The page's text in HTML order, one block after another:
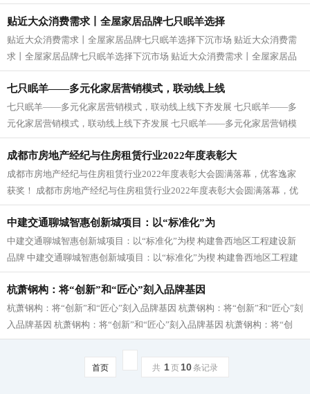
业、商业土地资源资产推介 射阳工业...
贴近大众消费需求丨全屋家居品牌七只眠羊选择
贴近大众消费需求丨全屋家居品牌七只眠羊选择下沉市场 贴近大众消费需
求丨全屋家居品牌七只眠羊选择下沉市场 贴近大众消费需求丨全屋家居品
牌七只眠羊选择下沉市场 贴近大众消...
七只眠羊——多元化家居营销模式，联动线上线
七只眠羊——多元化家居营销模式，联动线上线下齐发展 七只眠羊——多
元化家居营销模式，联动线上线下齐发展 七只眠羊——多元化家居营销模
式，联动线上线下齐发展 七只眠羊—...
成都市房地产经纪与住房租赁行业2022年度表彰大
成都市房地产经纪与住房租赁行业2022年度表彰大会圆满落幕，优客逸家
获奖！ 成都市房地产经纪与住房租赁行业2022年度表彰大会圆满落幕，优
客逸家获奖！ 成都市房地产经纪与住房租...
中建交通聊城智惠创新城项目：以“标准化”为
中建交通聊城智惠创新城项目：以“标准化”为楔 构建鲁西地区工程建设新
品牌 中建交通聊城智惠创新城项目：以“标准化”为楔 构建鲁西地区工程建
设新品牌 中建交通聊城智惠创新...
杭萧钢构：将“创新”和“匠心”刻入品牌基因
杭萧钢构：将“创新”和“匠心”刻入品牌基因 杭萧钢构：将“创新”和“匠心”刻
入品牌基因 杭萧钢构：将“创新”和“匠心”刻入品牌基因 杭萧钢构：将“创
新”和“匠心”刻入...
首页 共 1页 10条记录